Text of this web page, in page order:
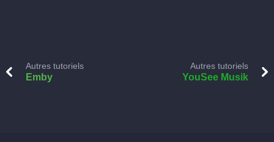
Autres tutoriels
Emby
Autres tutoriels
YouSee Musik